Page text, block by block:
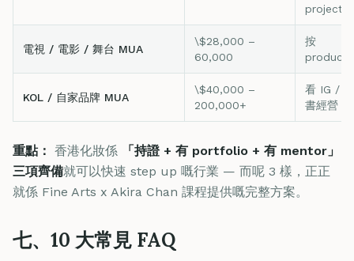
project
電視 / 電影 / 舞台 MUA
\$28,000 –
60,000
按
KOL / 自家品牌 MUA
\$40,000 –
200,000+
看 IG /
書經營
重點： 香港化妝係
「持證 + 有 portfolio + 有 mentor」
三項齊備就可以快速 step up 嘅行業 — 而呢 3 樣，正正
就係 Fine Arts x Akira Chan 課程提供嘅完整方案。
七、10 大常見 FAQ